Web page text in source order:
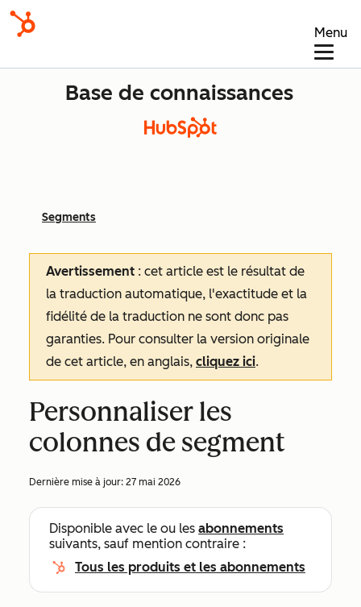
Menu
Base de connaissances
Segments
Avertissement : cet article est le résultat de
la traduction automatique, l'exactitude et la
fidélité de la traduction ne sont donc pas
garanties. Pour consulter la version originale
de cet article, en anglais, cliquez ici.
Personnaliser les
colonnes de segment
Dernière mise à jour: 27 mai 2026
Disponible avec le ou les abonnements
suivants, sauf mention contraire :
Tous les produits et les abonnements